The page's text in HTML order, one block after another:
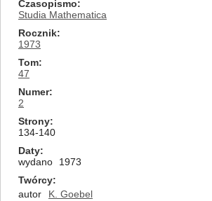
Czasopismo
Studia Mathematica
Rocznik
1973
Tom
47
Numer
2
Strony
134-140
Daty
wydano
1973
Twórcy
autor
K. Goebel